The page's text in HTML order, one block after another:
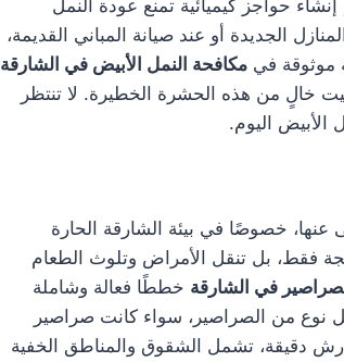
حواجز كيميائية تمنع عودة النمل
الجديدة أو عند صيانة المباني القديمة،
موثوقة فيمكافحة النمل الأبيض في الشارقة
خالٍ من هذه الحشرة الخطيرة. لا تنتظر
الأبيض اليوم.
عنها، خصوصًا في بيئة الشارقة الحارة
فقط، بل تنقل الأمراض وتلوث الطعام
في الشارقة خططًا فعالة وشاملة
نوع من الصراصير، سواء كانت صراصير
رش دقيقة، تشمل الشقوق والمناطق الخفية